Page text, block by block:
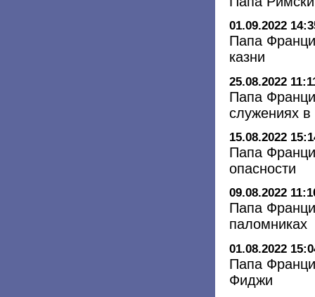
01.09.2022
Папа
казни
25.08.2022
Папа
служениях
15.08.2022
Папа
опасности
09.08.2022
Папа
паломниках
01.08.2022
Папа
Фиджи